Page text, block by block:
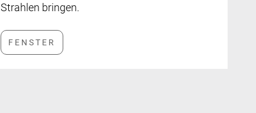
Strahlen bringen.